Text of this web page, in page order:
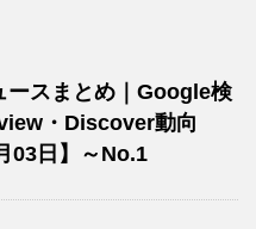
ースまとめ｜Google検
・Discover動向
03日】～No.1